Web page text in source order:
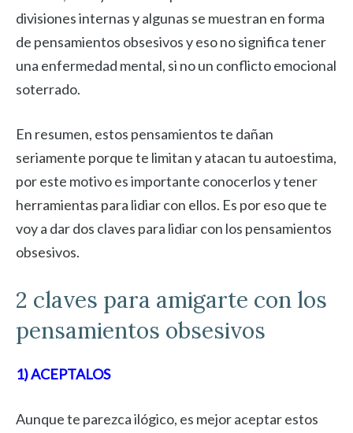
divisiones internas y algunas se muestran en forma
de pensamientos obsesivos y eso no significa tener
una enfermedad mental, si no un conflicto emocional
soterrado.
En resumen, estos pensamientos te dañan
seriamente porque te limitan y atacan tu autoestima,
por este motivo es importante conocerlos y tener
herramientas para lidiar con ellos. Es por eso que te
voy a dar dos claves para lidiar con los pensamientos
obsesivos.
2 claves para amigarte con los
pensamientos obsesivos
1) ACEPTALOS
Aunque te parezca ilógico, es mejor aceptar estos